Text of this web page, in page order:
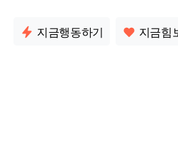
지금행동하기 지금힘